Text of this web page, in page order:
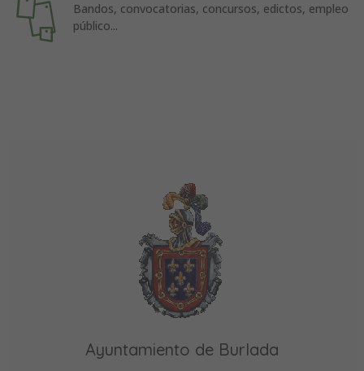
Bandos, convocatorias, concursos, edictos, empleo
público...
Ayuntamiento de Burlada